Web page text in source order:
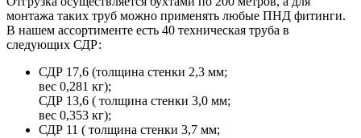
монтажа таких труб можно применять любые ПНД фитинги.
В нашем ассортименте есть 40 техническая труба в
следующих СДР:
СДР 17,6 (толщина стенки 2,3 мм;
вес 0,281 кг);
СДР 13,6 ( толщина стенки 3,0 мм;
вес 0,353 кг);
СДР 11 ( толщина стенки 3,7 мм;